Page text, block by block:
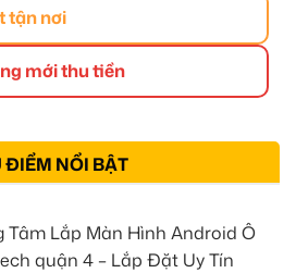
tận nơi
mới thu tiền
ĐIỂM NỔI BẬT
Tâm Lắp Màn Hình Android Ô
quận 4 – Lắp Đặt Uy Tín